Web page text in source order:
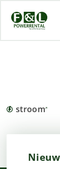
stroom